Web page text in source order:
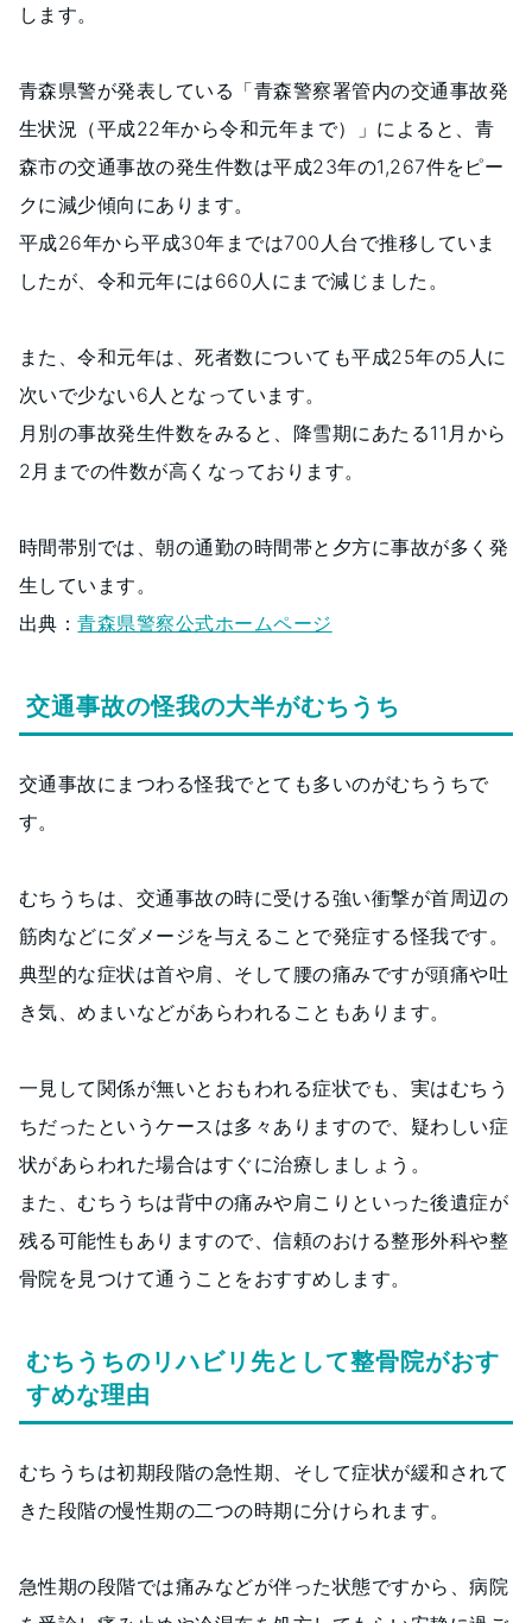
します。
青森県警が発表している「青森警察署管内の交通事故発
生状況（平成22年から令和元年まで）」によると、青
森市の交通事故の発生件数は平成23年の1,267件をピー
クに減少傾向にあります。
平成26年から平成30年までは700人台で推移していま
したが、令和元年には660人にまで減じました。
また、令和元年は、死者数についても平成25年の5人に
次いで少ない6人となっています。
月別の事故発生件数をみると、降雪期にあたる11月から
2月までの件数が高くなっております。
時間帯別では、朝の通勤の時間帯と夕方に事故が多く発
生しています。
出典：青森県警察公式ホームページ
交通事故の怪我の大半がむちうち
交通事故にまつわる怪我でとても多いのがむちうちで
す。
むちうちは、交通事故の時に受ける強い衝撃が首周辺の
筋肉などにダメージを与えることで発症する怪我です。
典型的な症状は首や肩、そして腰の痛みですが頭痛や吐
き気、めまいなどがあらわれることもあります。
一見して関係が無いとおもわれる症状でも、実はむちう
ちだったというケースは多々ありますので、疑わしい症
状があらわれた場合はすぐに治療しましょう。
また、むちうちは背中の痛みや肩こりといった後遺症が
残る可能性もありますので、信頼のおける整形外科や整
骨院を見つけて通うことをおすすめします。
むちうちのリハビリ先として整骨院がおす
すめな理由
むちうちは初期段階の急性期、そして症状が緩和されて
きた段階の慢性期の二つの時期に分けられます。
急性期の段階では痛みなどが伴った状態ですから、病院